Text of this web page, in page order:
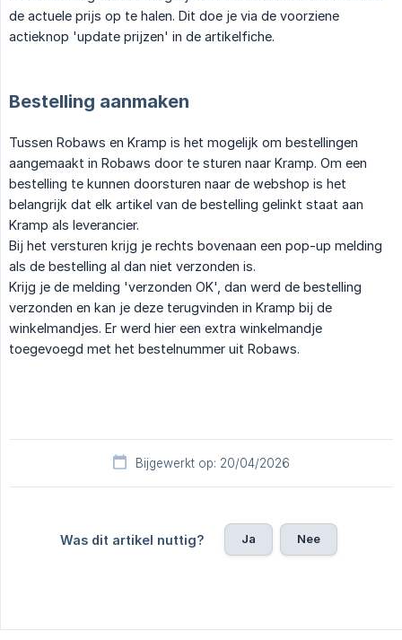
de actuele prijs op te halen. Dit doe je via de voorziene
actieknop 'update prijzen' in de artikelfiche.
Bestelling aanmaken
Tussen Robaws en Kramp is het mogelijk om bestellingen
aangemaakt in Robaws door te sturen naar Kramp. Om een
bestelling te kunnen doorsturen naar de webshop is het
belangrijk dat elk artikel van de bestelling gelinkt staat aan
Kramp als leverancier.
Bij het versturen krijg je rechts bovenaan een pop-up melding
als de bestelling al dan niet verzonden is.
Krijg je de melding 'verzonden OK', dan werd de bestelling
verzonden en kan je deze terugvinden in Kramp bij de
winkelmandjes. Er werd hier een extra winkelmandje
toegevoegd met het bestelnummer uit Robaws.
Bijgewerkt op: 20/04/2026
Was dit artikel nuttig? Ja Nee